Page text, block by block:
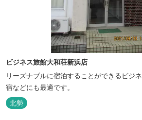
ビジネス旅館大和荘新浜店
リーズナブルに宿泊することができるビジ
宿などにも最適です。
北勢